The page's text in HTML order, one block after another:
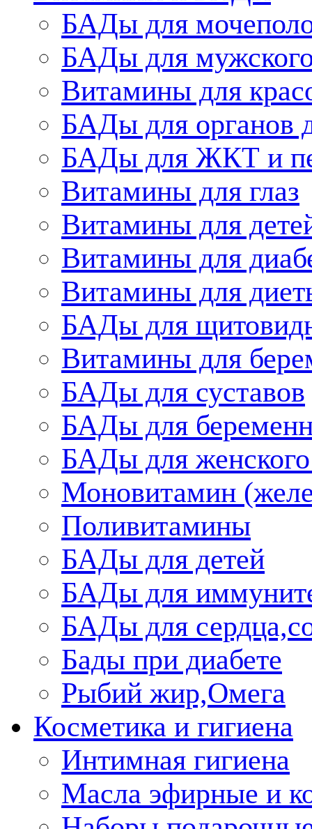
БАДы для
БАДы для
Витамины для
БАДы для органов
БАДы для ЖКТ и
Витамины для глаз
Витамины для
Витамины для
Витамины для
БАДы для
Витамины для
БАДы для суставов
БАДы для
БАДы для женского
Моновитамин
Поливитамины
БАДы для детей
БАДы для
БАДы для
Бады при диабете
Рыбий жир,Омега
Косметика и гигиена
Интимная гигиена
Масла эфирные и